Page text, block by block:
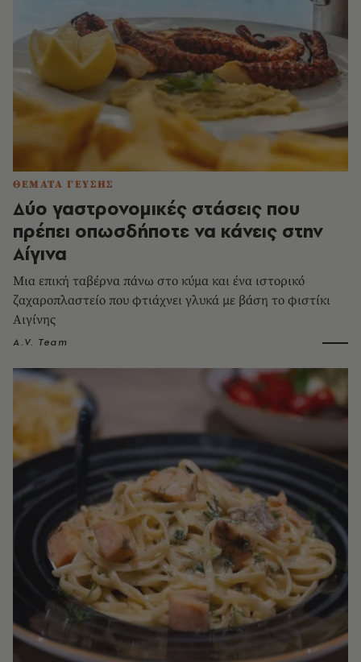
ΘΕΜΑΤΑ ΓΕΥΣΗΣ
Δύο γαστρονομικές στάσεις που
πρέπει οπωσδήποτε να κάνεις στην
Αίγινα
Μια επική ταβέρνα πάνω στο κύμα και ένα ιστορικό
ζαχαροπλαστείο που φτιάχνει γλυκά με βάση το φιστίκι
Αιγίνης
A.V. Team